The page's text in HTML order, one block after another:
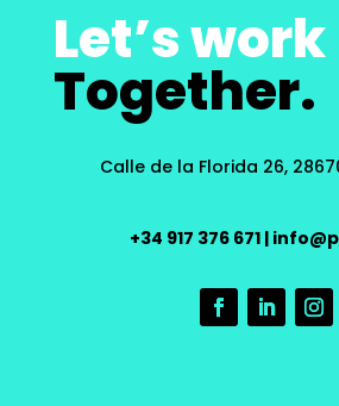
Let’s work
Together.
Calle de la Florida 26,
+34 917 376 671 |